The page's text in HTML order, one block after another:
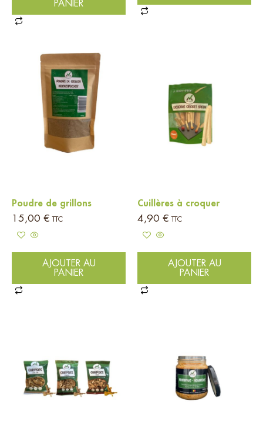
PANIER
Poudre de grillons
15,00 € TTC
AJOUTER AU
PANIER
Cuillères à croquer
4,90 € TTC
AJOUTER AU
PANIER